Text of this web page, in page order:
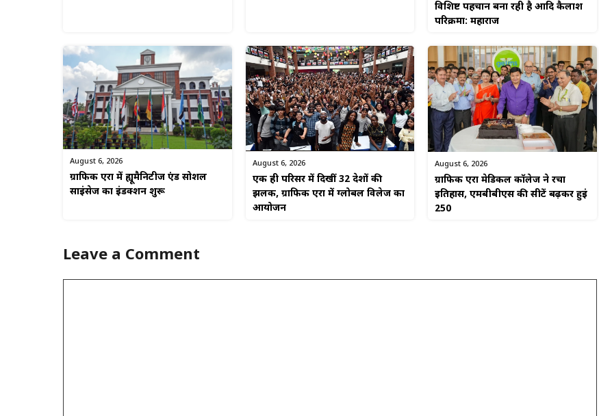
विशिष्ट पहचान बना रही है आदि कैलाश
परिक्रमा: महाराज
August 6, 2026
ग्राफिक एरा में ह्यूमैनिटीज एंड सोशल
साइंसेज का इंडक्शन शुरू
August 6, 2026
एक ही परिसर में दिखीं 32 देशों की
झलक, ग्राफिक एरा में ग्लोबल विलेज का
आयोजन
August 6, 2026
ग्राफिक एरा मेडिकल कॉलेज ने रचा
इतिहास, एमबीबीएस की सीटें बढ़कर हुईं
250
Leave a Comment